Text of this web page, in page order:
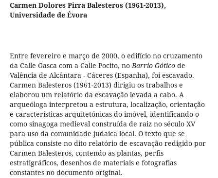
Carmen Dolores Pirra Balesteros (1961-2013),
Universidade de Évora
Entre fevereiro e março de 2000, o edifício no cruzamento
da Calle Gasca com a Calle Pocito, noBarrio Góticode
Valência de Alcântara - Cáceres (Espanha), foi escavado.
Carmen Balesteros (1961-2013) dirigiu os trabalhos e
elaborou um relatório da escavação levada a cabo. A
arqueóloga interpretou a estrutura, localização, orientação
e características arquitetónicas do imóvel, identificando-o
como sinagoga medieval construída de raiz no século XV
para uso da comunidade judaica local. O texto que se
pública consiste no dito relatório de escavação redigido por
Carmen Balesteros, contendo as plantas, perfis
estratigráficos, desenhos de materiais e fotografias
constantes no documento original.